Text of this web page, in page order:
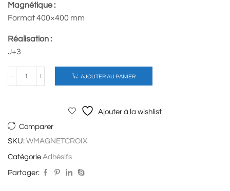
Magnétique :
Format 400×400 mm
Réalisation :
J+3
quantité
vie
AJOUTER AU PANIER
Ajouter à la wishlist
Comparer
SKU: WMAGNETCROIX
Catégorie Adhésifs
Partager: